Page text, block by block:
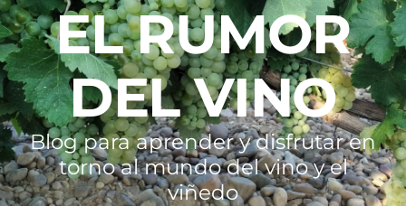
EL RUMOR
DEL VINO
Blog para aprender y disfrutar en
torno al mundo del vino y el
viñedo